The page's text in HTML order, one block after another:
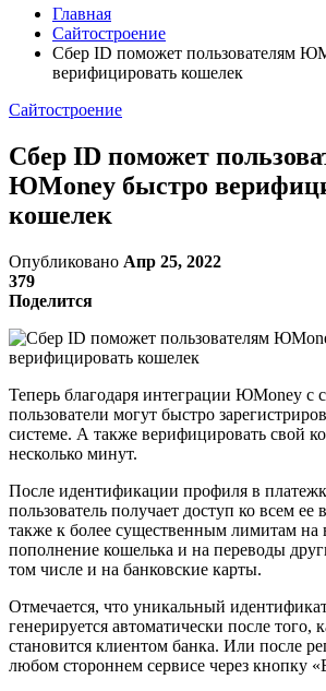
Главная
Сайтостроение
Сбер ID поможет пользователям
верифицировать кошелек
Сайтостроение
Сбер ID поможет
ЮMoney быстро
кошелек
Опубликовано Апр 25, 2022
379
Поделится
Теперь благодаря интеграции ЮMoney с
пользователи могут быстро
системе. А также верифицировать свой
несколько минут.
После идентификации профиля в
пользователь получает доступ ко всем
также к более существенным лимитам на
пополнение кошелька и на переводы
том числе и на банковские карты.
Отмечается, что уникальный
генерируется автоматически после того,
становится клиентом банка. Или после
любом стороннем сервисе через кнопку